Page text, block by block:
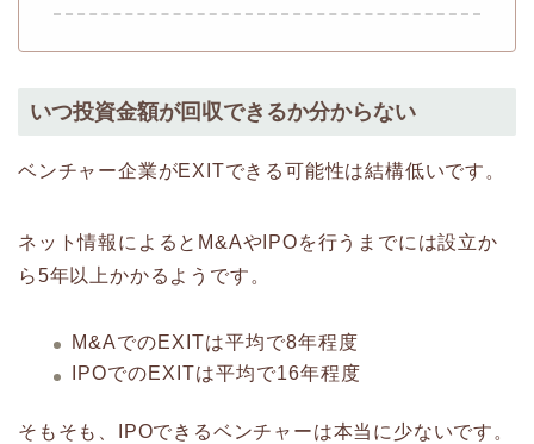
いつ投資金額が回収できるか分からない
ベンチャー企業がEXITできる可能性は結構低いです。
ネット情報によるとM&AやIPOを行うまでには設立か
ら5年以上かかるようです。
M&AでのEXITは平均で8年程度
IPOでのEXITは平均で16年程度
そもそも、IPOできるベンチャーは本当に少ないです。